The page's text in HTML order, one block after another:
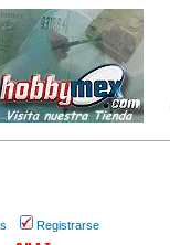
Registrarse